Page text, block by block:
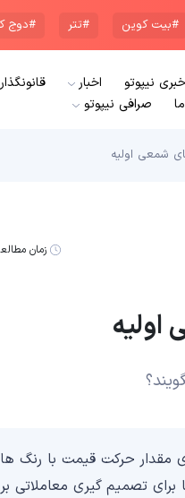
#بیت کوین #تتر #دوج
نیپوتو اخبار
صرافی نیپوتو
شمعی اولیه
زمان
مقدار حرکت قیمت با رنگ
تصمیم گیری معاملاتی